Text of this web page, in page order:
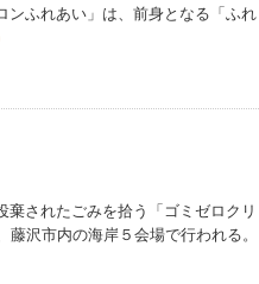
ンふれあい」は、前身となる「ふれ
されたごみを拾う「ゴミゼロクリ
沢市内の海岸５会場で行われる。